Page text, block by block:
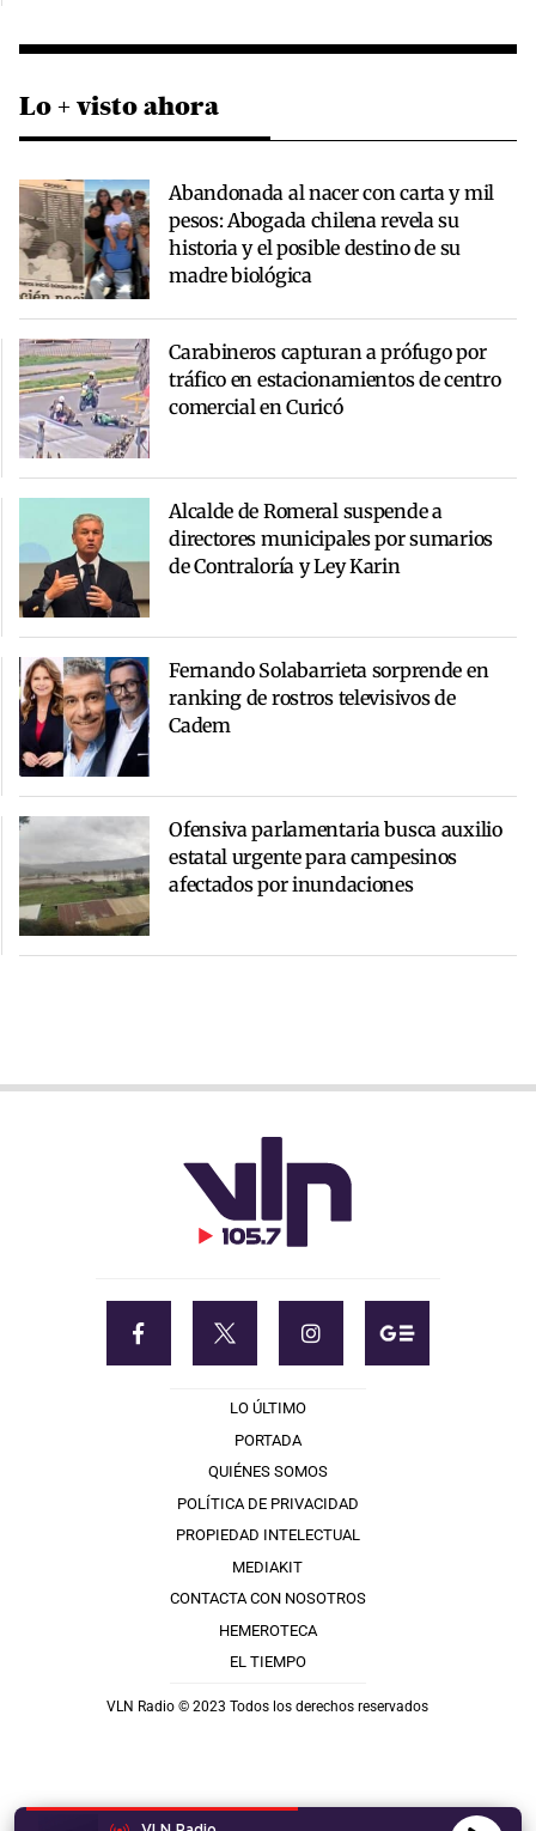
Lo + visto ahora
Abandonada al nacer con carta y mil
pesos: Abogada chilena revela su
historia y el posible destino de su
madre biológica
Carabineros capturan a prófugo por
tráfico en estacionamientos de centro
comercial en Curicó
Alcalde de Romeral suspende a
directores municipales por sumarios
de Contraloría y Ley Karin
Fernando Solabarrieta sorprende en
ranking de rostros televisivos de
Cadem
Ofensiva parlamentaria busca auxilio
estatal urgente para campesinos
afectados por inundaciones
LO ÚLTIMO
PORTADA
QUIÉNES SOMOS
POLÍTICA DE PRIVACIDAD
PROPIEDAD INTELECTUAL
MEDIAKIT
CONTACTA CON NOSOTROS
HEMEROTECA
EL TIEMPO
VLN Radio © 2023 Todos los derechos reservados